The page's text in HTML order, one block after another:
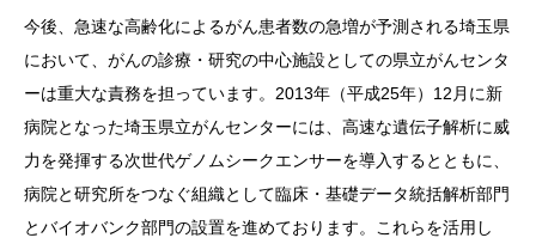
今後、急速な高齢化によるがん患者数の急増が予測される埼玉県
において、がんの診療・研究の中心施設としての県立がんセンタ
ーは重大な責務を担っています。2013年（平成25年）12月に新
病院となった埼玉県立がんセンターには、高速な遺伝子解析に威
力を発揮する次世代ゲノムシークエンサーを導入するとともに、
病院と研究所をつなぐ組織として臨床・基礎データ統括解析部門
とバイオバンク部門の設置を進めております。これらを活用し